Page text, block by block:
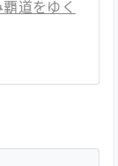
道をゆく